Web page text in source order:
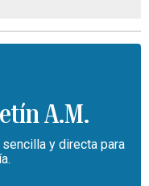
A.M.
y directa para